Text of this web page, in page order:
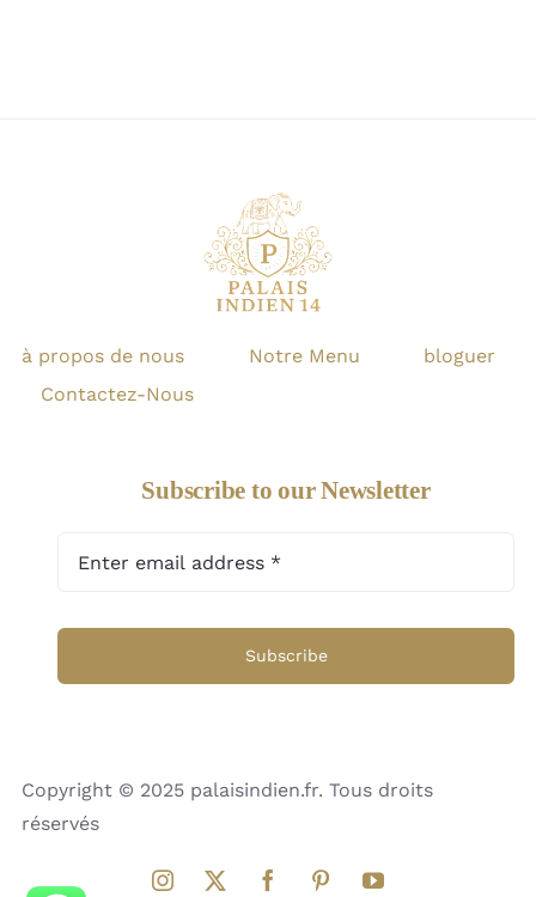
à propos de nous Notre Menu
bloguer
Contactez-Nous
Subscribe to our Newsletter
Subscribe
Copyright © 2025 palaisindien.fr. Tous droits
réservés